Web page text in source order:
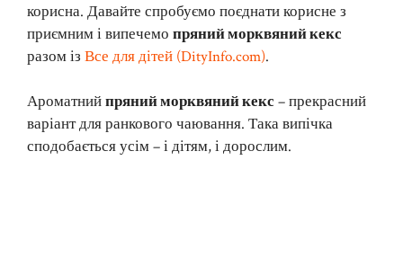
корисна. Давайте спробуємо поєднати корисне з
приємним і випечемо пряний морквяний кекс
разом із Все для дітей (DityInfo.com).
Ароматнийпряний морквяний кекс – прекрасний
варіант для ранкового чаювання. Така випічка
сподобається усім – і дітям, і дорослим.